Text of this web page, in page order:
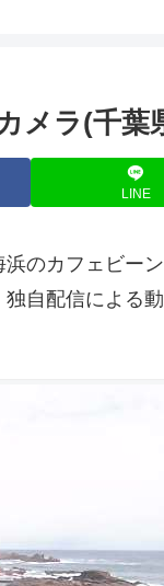
メラ(千葉
LINE
のカフェビー
自配信による